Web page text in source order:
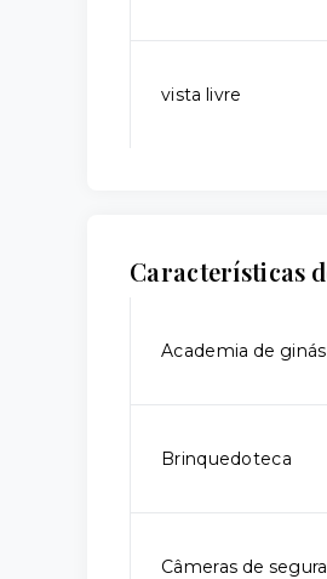
vista livre
Características
Academia de
Brinquedoteca
Câmeras de